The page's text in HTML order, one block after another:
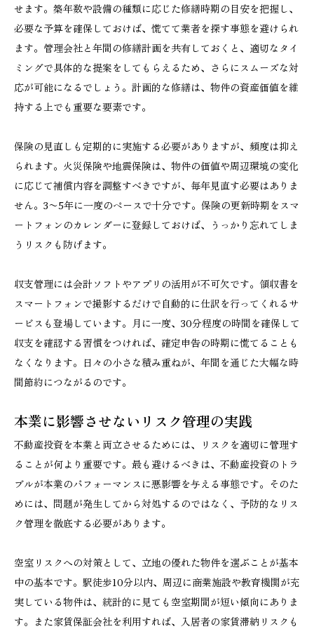
せます。築年数や設備の種類に応じた修繕時期の目安を把握し、
必要な予算を確保しておけば、慌てて業者を探す事態を避けられ
ます。管理会社と年間の修繕計画を共有しておくと、適切なタイ
ミングで具体的な提案をしてもらえるため、さらにスムーズな対
応が可能になるでしょう。計画的な修繕は、物件の資産価値を維
持する上でも重要な要素です。
保険の見直しも定期的に実施する必要がありますが、頻度は抑え
られます。火災保険や地震保険は、物件の価値や周辺環境の変化
に応じて補償内容を調整すべきですが、毎年見直す必要はありま
せん。3〜5年に一度のペースで十分です。保険の更新時期をスマ
ートフォンのカレンダーに登録しておけば、うっかり忘れてしま
うリスクも防げます。
収支管理には会計ソフトやアプリの活用が不可欠です。領収書を
スマートフォンで撮影するだけで自動的に仕訳を行ってくれるサ
ービスも登場しています。月に一度、30分程度の時間を確保して
収支を確認する習慣をつければ、確定申告の時期に慌てることも
なくなります。日々の小さな積み重ねが、年間を通じた大幅な時
間節約につながるのです。
本業に影響させないリスク管理の実践
不動産投資を本業と両立させるためには、リスクを適切に管理す
ることが何より重要です。最も避けるべきは、不動産投資のトラ
ブルが本業のパフォーマンスに悪影響を与える事態です。そのた
めには、問題が発生してから対処するのではなく、予防的なリス
ク管理を徹底する必要があります。
空室リスクへの対策として、立地の優れた物件を選ぶことが基本
中の基本です。駅徒歩10分以内、周辺に商業施設や教育機関が充
実している物件は、統計的に見ても空室期間が短い傾向にありま
す。また家賃保証会社を利用すれば、入居者の家賃滞納リスクも